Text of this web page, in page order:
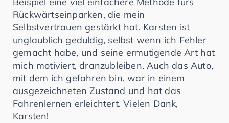
Rückwärtseinparken, die mein
Selbstvertrauen gestärkt hat. Karsten ist
unglaublich geduldig, selbst wenn ich Fehler
gemacht habe, und seine ermutigende Art hat
mich motiviert, dranzubleiben. Auch das Auto,
mit dem ich gefahren bin, war in einem
ausgezeichneten Zustand und hat das
Fahrenlernen erleichtert. Vielen Dank,
Karsten!